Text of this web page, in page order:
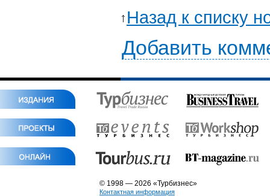
Назад к списку
Добавить
© 1998 — 2026 «Турбизнес»
Контактная информация